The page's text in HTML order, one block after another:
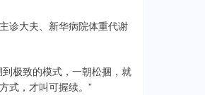
诊大夫、新华病院体重代谢
极致的模式，一朝松捆，就
式，才叫可握续。”